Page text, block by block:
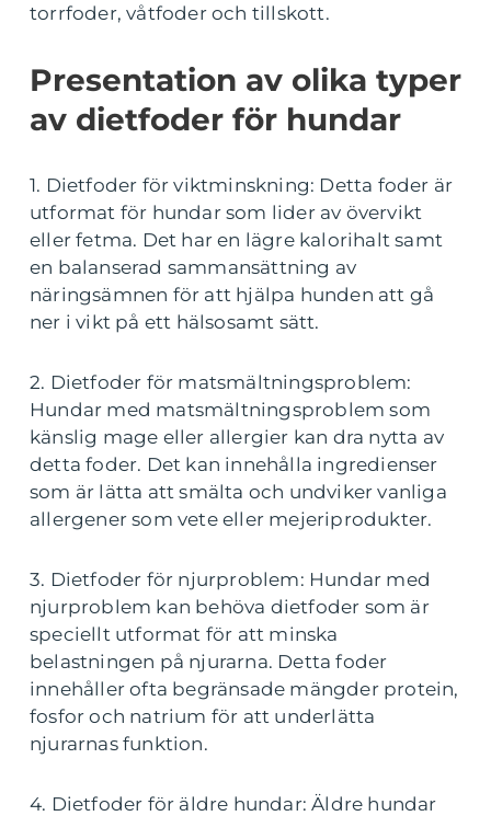
torrfoder, våtfoder och tillskott.
Presentation av olika typer
av dietfoder för hundar
1. Dietfoder för viktminskning: Detta foder är
utformat för hundar som lider av övervikt
eller fetma. Det har en lägre kalorihalt samt
en balanserad sammansättning av
näringsämnen för att hjälpa hunden att gå
ner i vikt på ett hälsosamt sätt.
2. Dietfoder för matsmältningsproblem:
Hundar med matsmältningsproblem som
känslig mage eller allergier kan dra nytta av
detta foder. Det kan innehålla ingredienser
som är lätta att smälta och undviker vanliga
allergener som vete eller mejeriprodukter.
3. Dietfoder för njurproblem: Hundar med
njurproblem kan behöva dietfoder som är
speciellt utformat för att minska
belastningen på njurarna. Detta foder
innehåller ofta begränsade mängder protein,
fosfor och natrium för att underlätta
njurarnas funktion.
4. Dietfoder för äldre hundar: Äldre hundar